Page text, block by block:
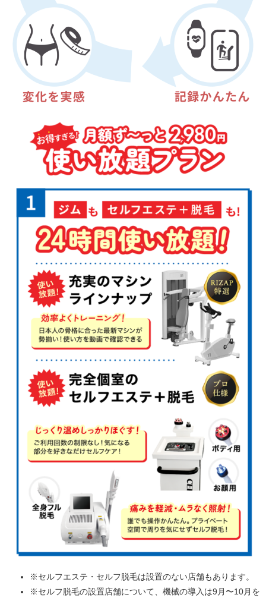
※セルフエステ・セルフ脱毛は設置のない店舗もあります。
※セルフ脱毛の設置店舗について、機械の導入は9月〜10月を